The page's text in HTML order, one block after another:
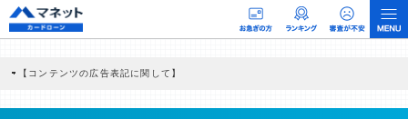
【コンテンツの広告表記に関して】